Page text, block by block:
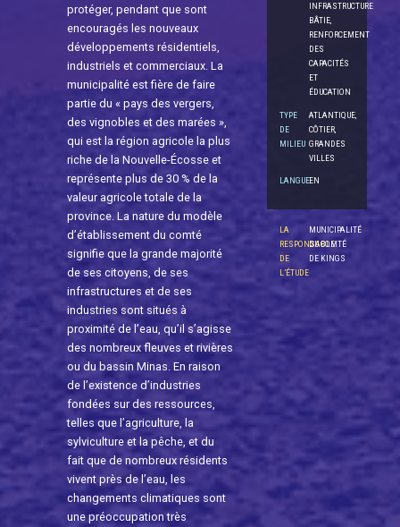
protéger, pendant que sont
encouragés les nouveaux
développements résidentiels,
industriels et commerciaux. La
municipalité est fière de faire
partie du « pays des vergers,
des vignobles et des marées »,
qui est la région agricole la plus
riche de la Nouvelle-Écosse et
représente plus de 30 % de la
valeur agricole totale de la
province. La nature du modèle
d’établissement du comté
signifie que la grande majorité
de ses citoyens, de ses
infrastructures et de ses
industries sont situés à
proximité de l’eau, qu’il s’agisse
des nombreux fleuves et rivières
ou du bassin Minas. En raison
de l’existence d’industries
fondées sur des ressources,
telles que l’agriculture, la
sylviculture et la pêche, et du
fait que de nombreux résidents
vivent près de l’eau, les
changements climatiques sont
une préoccupation très
INFRASTRUCTURE
BÂTIE,
RENFORCEMENT
DES
CAPACITÉS
ET
ÉDUCATION
TYPE
DE
MILIEU
ATLANTIQUE,
CÔTIER,
GRANDES
VILLES
LANGUEEN
LA
RESPONSABLE
DE
L’ÉTUDE
MUNICIPALITÉ
DU COMTÉ
DE KINGS